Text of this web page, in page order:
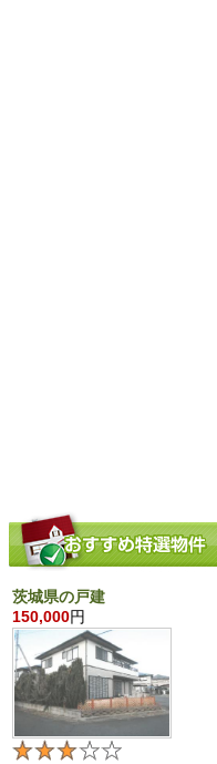
茨城県の戸建
150,000円